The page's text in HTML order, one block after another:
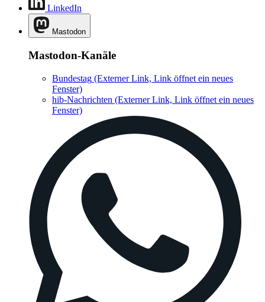
LinkedIn
Mastodon
Mastodon-Kanäle
Bundestag (Externer Link, Link öffnet ein neues
Fenster)
hib-Nachrichten (Externer Link, Link öffnet ein neues
Fenster)